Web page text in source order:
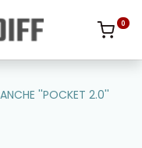
0
''POCKET 2.0''